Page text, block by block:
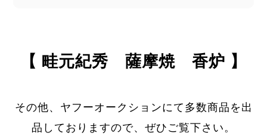
【 畦元紀秀 薩摩焼 香炉 】
その他、ヤフーオークションにて多数商品を出
品しておりますので、ぜひご覧下さい。